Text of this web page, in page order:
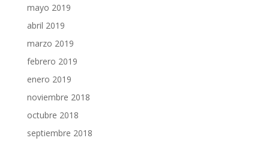
mayo 2019
abril 2019
marzo 2019
febrero 2019
enero 2019
noviembre 2018
octubre 2018
septiembre 2018